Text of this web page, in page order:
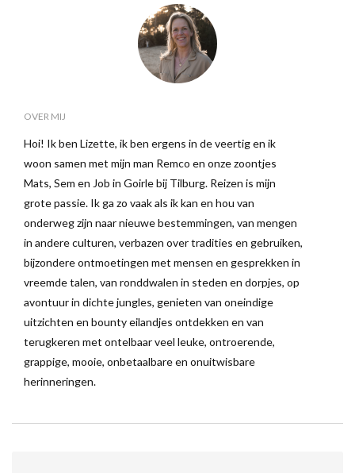
OVER MIJ
Hoi! Ik ben Lizette, ik ben ergens in de veertig en ik
woon samen met mijn man Remco en onze zoontjes
Mats, Sem en Job in Goirle bij Tilburg. Reizen is mijn
grote passie. Ik ga zo vaak als ik kan en hou van
onderweg zijn naar nieuwe bestemmingen, van mengen
in andere culturen, verbazen over tradities en gebruiken,
bijzondere ontmoetingen met mensen en gesprekken in
vreemde talen, van ronddwalen in steden en dorpjes, op
avontuur in dichte jungles, genieten van oneindige
uitzichten en bounty eilandjes ontdekken en van
terugkeren met ontelbaar veel leuke, ontroerende,
grappige, mooie, onbetaalbare en onuitwisbare
herinneringen.